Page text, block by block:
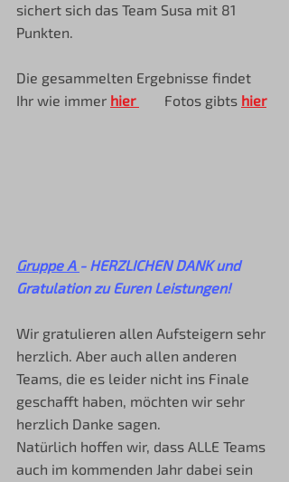
sichert sich das Team Susa mit 81
Punkten.
Die gesammelten Ergebnisse findet
Ihr wie immer hier Fotos gibts hier
Gruppe A - HERZLICHEN DANK und
Gratulation zu Euren Leistungen!
Wir gratulieren allen Aufsteigern sehr
herzlich. Aber auch allen anderen
Teams, die es leider nicht ins Finale
geschafft haben, möchten wir sehr
herzlich Danke sagen.
Natürlich hoffen wir, dass ALLE Teams
auch im kommenden Jahr dabei sein